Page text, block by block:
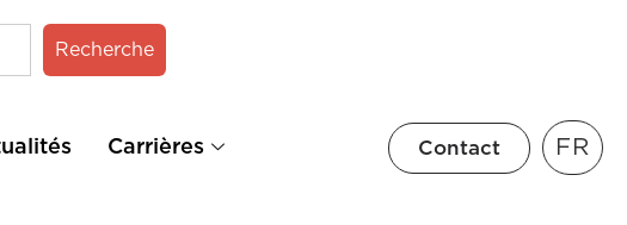
Recherche
Carrières Contact FR